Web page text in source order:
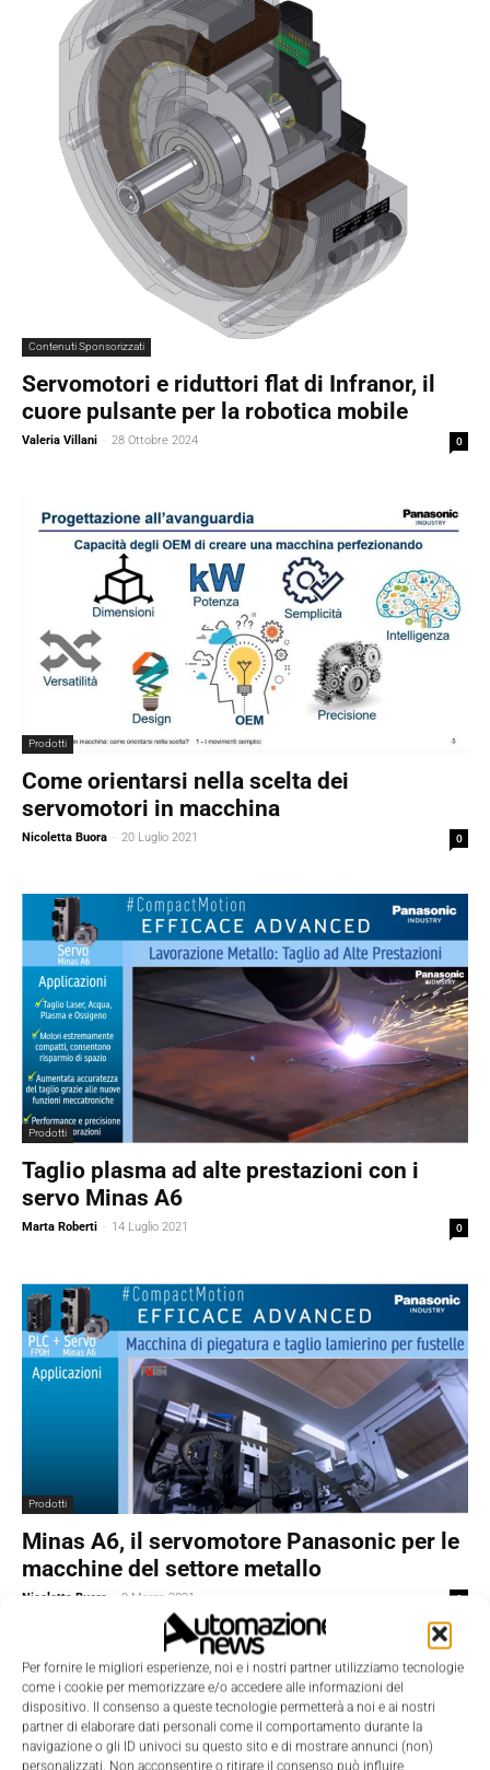
Per fornire le migliori esperienze, noi e i nostri partner utilizziamo tecnologie
come i cookie per memorizzare e/o accedere alle informazioni del
dispositivo. Il consenso a queste tecnologie permetterà a noi e ai nostri
partner di elaborare dati personali come il comportamento durante la
navigazione o gli ID univoci su questo sito e di mostrare annunci (non)
personalizzati. Non acconsentire o ritirare il consenso può influire
Contenuti Sponsorizzati
Servomotori e riduttori flat di Infranor, il
cuore pulsante per la robotica mobile
Valeria Villani - 28 Ottobre 2024 0
Prodotti
Come orientarsi nella scelta dei
servomotori in macchina
Nicoletta Buora - 20 Luglio 2021 0
Prodotti
Taglio plasma ad alte prestazioni con i
servo Minas A6
Marta Roberti - 14 Luglio 2021 0
Prodotti
Minas A6, il servomotore Panasonic per le
macchine del settore metallo
Nicoletta Buora 9 Marzo 2021 0